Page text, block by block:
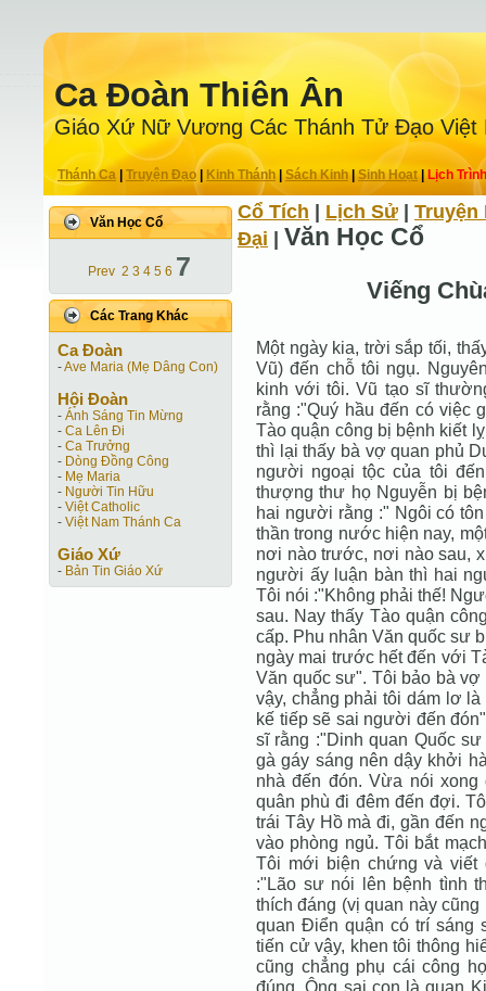
Ca Ðoàn Thiên Ân
Giáo Xứ Nữ Vương Các Thánh Tử Ðạo Việt
Thánh Ca Truyện Ðạo| Kinh Thánh Sách Kinh|Sinh Hoạt| Lịch Trình
Văn Học Cổ
Prev 2 3 4 5 6 7
Các Trang Khác
Ca Ðoàn
-Ave Maria (Mẹ Dâng Con)
Hội Ðoàn
- Ánh Sáng Tin Mừng
- Ca Lên Đi
- Ca Trưởng
- Dòng Đồng Công
- Mẹ Maria
- Người Tin Hữu
- Việt Catholic
- Việt Nam Thánh Ca
Giáo Xứ
- Bản Tin Giáo Xứ
Cổ Tích Lịch Sử
Truyện
Ðại
Văn Học Cổ
Viếng
Một ngày kia, trời sắp tối,
Vũ) đến chỗ tôi ngụ.
kinh với tôi. Vũ tạo sĩ
rằng :"Quý hầu đến có việc
Tào quận công bị bệnh kiết
thì lại thấy bà vợ quan phủ
người ngoại tộc của tôi
thượng thư họ Nguyễn bị
hai người rằng :" Ngôi có
thần trong nước hiện nay,
nơi nào trước, nơi nào sau,
người ấy luận bàn thì hai
Tôi nói :"Không phải thế!
sau. Nay thấy Tào quận
cấp. Phu nhân Văn quốc sư
ngày mai trước hết đến với
Văn quốc sư". Tôi bảo bà
vậy, chẳng phải tôi dám lơ
kế tiếp sẽ sai người đến
sĩ rằng :"Dinh quan Quốc
gà gáy sáng nên dậy khởi
nhà đến đón. Vừa nói
quân phù đi đêm đến đợi.
trái Tây Hồ mà đi, gần đến
vào phòng ngủ. Tôi bắt
Tôi mới biện chứng và viết
:"Lão sư nói lên bệnh tình
thích đáng (vị quan này
quan Điển quận có trí sáng
tiến cử vậy, khen tôi thông
cũng chẳng phụ cái công
đúng. Ông sai con là quan